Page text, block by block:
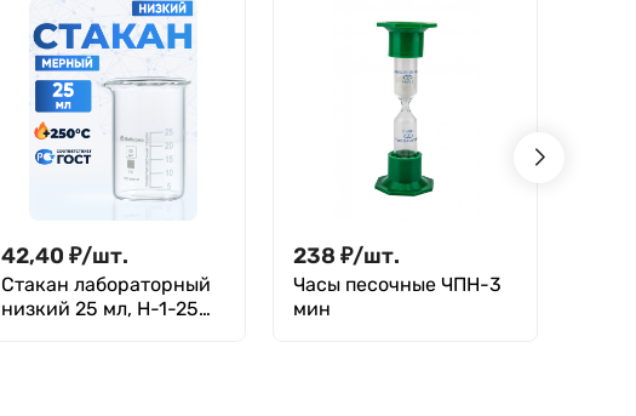
42,40 ₽/шт.
Стакан лабораторный
низкий 25 мл, Н-1-25
238 ₽/шт.
Часы песочные ЧПН-3
мин